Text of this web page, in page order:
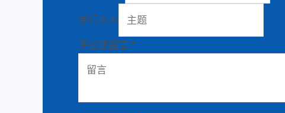
单行文本
评论或留言 *